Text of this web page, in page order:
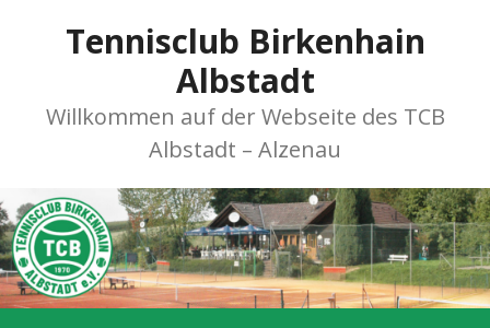
Tennisclub Birkenhain
Albstadt
Willkommen auf der Webseite des TCB
Albstadt – Alzenau